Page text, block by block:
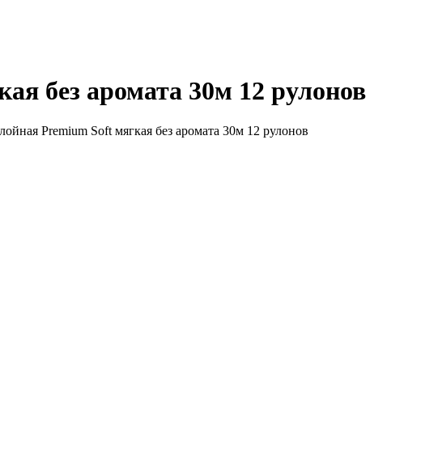
без аромата 30м 12 рулонов
Premium Soft мягкая без аромата 30м 12 рулонов